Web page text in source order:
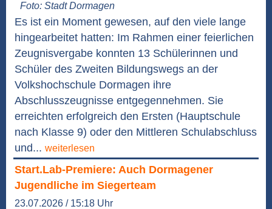
Foto: Stadt Dormagen
Es ist ein Moment gewesen, auf den viele lange
hingearbeitet hatten: Im Rahmen einer feierlichen
Zeugnisvergabe konnten 13 Schülerinnen und
Schüler des Zweiten Bildungswegs an der
Volkshochschule Dormagen ihre
Abschlusszeugnisse entgegennehmen. Sie
erreichten erfolgreich den Ersten (Hauptschule
nach Klasse 9) oder den Mittleren Schulabschluss
und... weiterlesen
Start.Lab-Premiere: Auch Dormagener
Jugendliche im Siegerteam
23.07.2026 / 15:18 Uhr